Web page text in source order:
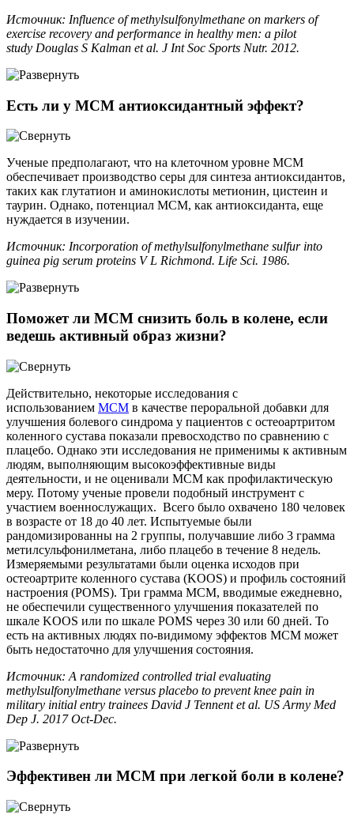
Источник: Influence of methylsulfonylmethane on markers of
exercise recovery and performance in healthy men: a pilot
study Douglas S Kalman et al. J Int Soc Sports Nutr. 2012.
Есть ли у МСМ антиоксидантный эффект?
Ученые предполагают, что на клеточном уровне МСМ
обеспечивает производство серы для синтеза антиоксидантов,
таких как глутатион и аминокислоты метионин, цистеин и
таурин. Однако, потенциал МСМ, как антиоксиданта, еще
нуждается в изучении.
Источник: Incorporation of methylsulfonylmethane sulfur into
guinea pig serum proteins V L Richmond. Life Sci. 1986.
Поможет ли МСМ снизить боль в колене, если
ведешь активный образ жизни?
Действительно, некоторые исследования с
использованием МСМ в качестве пероральной добавки для
улучшения болевого синдрома у пациентов с остеоартритом
коленного сустава показали превосходство по сравнению с
плацебо. Однако эти исследования не применимы к активным
людям, выполняющим высокоэффективные виды
деятельности, и не оценивали МСМ как профилактическую
меру. Потому ученые провели подобный инструмент с
участием военнослужащих. Всего было охвачено 180 человек
в возрасте от 18 до 40 лет. Испытуемые были
рандомизированны на 2 группы, получавшие либо 3 грамма
метилсульфонилметана, либо плацебо в течение 8 недель.
Измеряемыми результатами были оценка исходов при
остеоартрите коленного сустава (KOOS) и профиль состояний
настроения (POMS). Три грамма МСМ, вводимые ежедневно,
не обеспечили существенного улучшения показателей по
шкале KOOS или по шкале POMS через 30 или 60 дней. То
есть на активных людях по-видимому эффектов МСМ может
быть недостаточно для улучшения состояния.
Источник: A randomized controlled trial evaluating
methylsulfonylmethane versus placebo to prevent knee pain in
military initial entry trainees David J Tennent et al. US Army Med
Dep J. 2017 Oct-Dec.
Эффективен ли МСМ при легкой боли в колене?